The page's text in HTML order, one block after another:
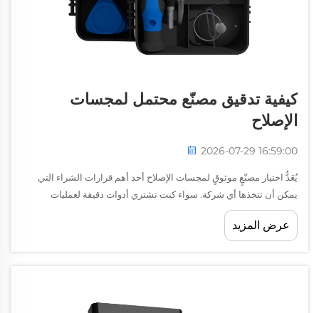
كيفية تدقيق مصنّع محتمل لمجسات
الإصلاح
2026-07-29 16:59:00
يُعَدُّ اختيار مصنّعٍ موثوقٍ لمجسات الإصلاح أحد أهم قرارات الشراء التي
يمكن أن تتخذها أي شركة. سواء كنت تشتري أدوات دقيقة لعمليات
التجميع الصناعي أو إصلاح الإلكترونيات أو عمليات الصيانة، فإن الشراكة
مع...
عرض المزيد